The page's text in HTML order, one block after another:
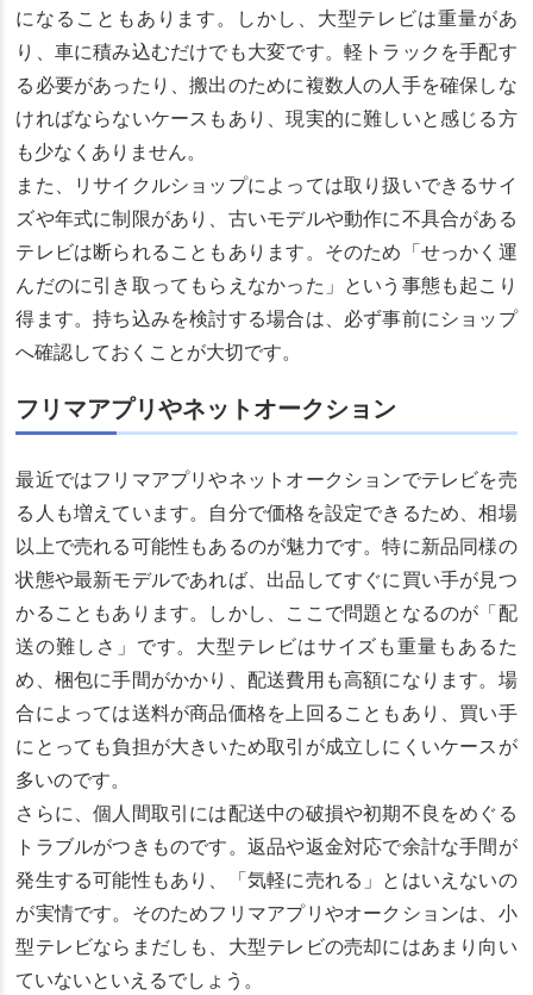
になることもあります。しかし、大型テレビは重量があ
り、車に積み込むだけでも大変です。軽トラックを手配す
る必要があったり、搬出のために複数人の人手を確保しな
ければならないケースもあり、現実的に難しいと感じる方
も少なくありません。
また、リサイクルショップによっては取り扱いできるサイ
ズや年式に制限があり、古いモデルや動作に不具合がある
テレビは断られることもあります。そのため「せっかく運
んだのに引き取ってもらえなかった」という事態も起こり
得ます。持ち込みを検討する場合は、必ず事前にショップ
へ確認しておくことが大切です。
フリマアプリやネットオークション
最近ではフリマアプリやネットオークションでテレビを売
る人も増えています。自分で価格を設定できるため、相場
以上で売れる可能性もあるのが魅力です。特に新品同様の
状態や最新モデルであれば、出品してすぐに買い手が見つ
かることもあります。しかし、ここで問題となるのが「配
送の難しさ」です。大型テレビはサイズも重量もあるた
め、梱包に手間がかかり、配送費用も高額になります。場
合によっては送料が商品価格を上回ることもあり、買い手
にとっても負担が大きいため取引が成立しにくいケースが
多いのです。
さらに、個人間取引には配送中の破損や初期不良をめぐる
トラブルがつきものです。返品や返金対応で余計な手間が
発生する可能性もあり、「気軽に売れる」とはいえないの
が実情です。そのためフリマアプリやオークションは、小
型テレビならまだしも、大型テレビの売却にはあまり向い
ていないといえるでしょう。